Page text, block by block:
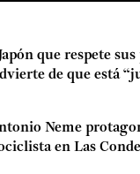
que respete
de que está
Neme
en Las